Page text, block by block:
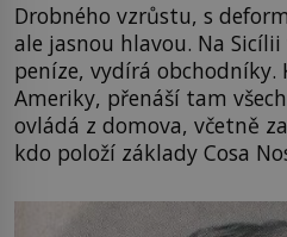
Drobného vzrůstu, s
ale jasnou hlavou. Na
peníze, vydírá obchodníky.
Ameriky, přenáší tam
ovládá z domova, včetně
kdo položí základy Cosa